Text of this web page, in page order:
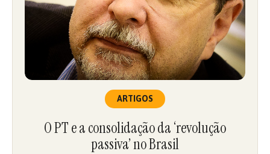
ARTIGOS
O PT e a consolidação da ‘revolução
passiva’ no Brasil